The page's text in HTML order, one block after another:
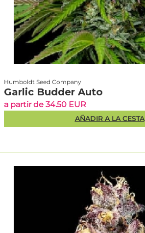
Humboldt Seed Company
Garlic Budder Auto
a partir de 34.50 EUR
AÑADIR A LA CESTA